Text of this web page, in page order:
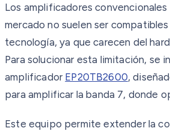
Los amplificadores
mercado no suelen ser
tecnología, ya que carecen del
Para solucionar esta limitación, se
amplificador EP20TB2600,
para amplificar la banda 7, donde
Este equipo permite extender la